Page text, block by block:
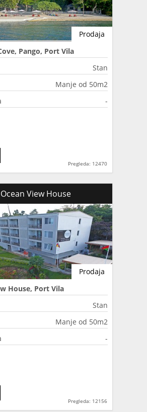
Prodaja
Pango, Port Vila
Stan
Manje od 50m2
-
Pregleda: 12470
Ocean View House
Prodaja
House, Port Vila
Stan
Manje od 50m2
-
Pregleda: 12156